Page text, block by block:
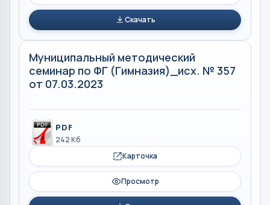
Скачать
Муниципальный методический
семинар по ФГ (Гимназия)_исх. № 357
от 07.03.2023
PDF
242 Кб
Карточка
Просмотр